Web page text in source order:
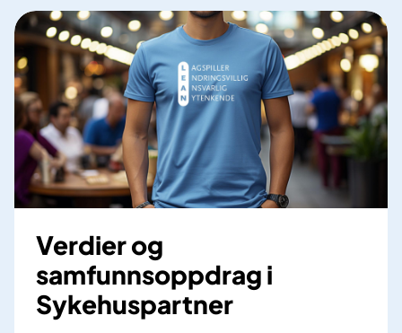
Verdier og
samfunnsoppdrag i
Sykehuspartner